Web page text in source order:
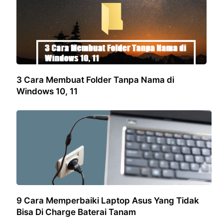
3 Cara Membuat Folder Tanpa Nama di
Windows 10, 11
9 Cara Memperbaiki Laptop Asus Yang Tidak
Bisa Di Charge Baterai Tanam